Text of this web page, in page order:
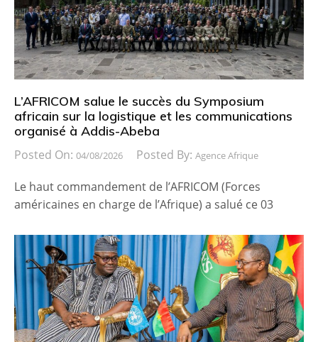
L’AFRICOM salue le succès du Symposium
africain sur la logistique et les communications
organisé à Addis-Abeba
Posted On: 04/08/2026 Posted By: Agence Afrique
Le haut commandement de l’AFRICOM (Forces
américaines en charge de l’Afrique) a salué ce 03